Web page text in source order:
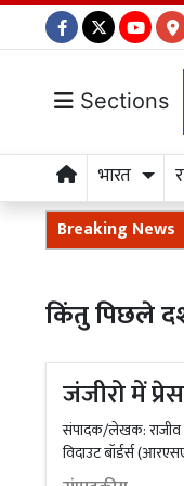
Sections
भारत
Breaking News
किंतु पिछले
जंजीरो में
संपादक/लेखक: राजीव
विदाउट बॉर्डर्स